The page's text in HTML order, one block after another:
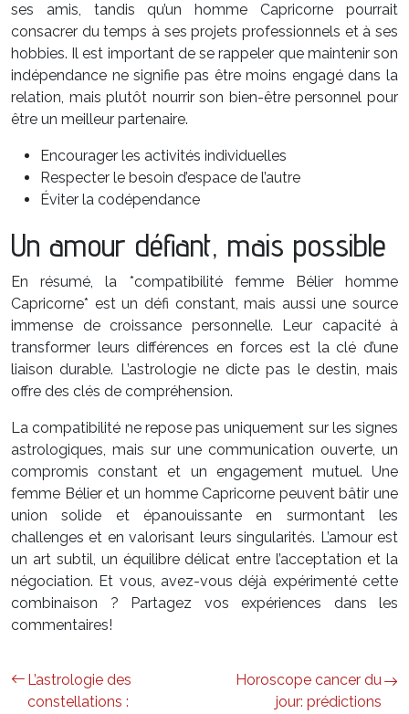
ses amis, tandis qu’un homme Capricorne pourrait
consacrer du temps à ses projets professionnels et à ses
hobbies. Il est important de se rappeler que maintenir son
indépendance ne signifie pas être moins engagé dans la
relation, mais plutôt nourrir son bien-être personnel pour
être un meilleur partenaire.
Encourager les activités individuelles
Respecter le besoin d’espace de l’autre
Éviter la codépendance
Un amour défiant, mais possible
En résumé, la *compatibilité femme Bélier homme
Capricorne* est un défi constant, mais aussi une source
immense de croissance personnelle. Leur capacité à
transformer leurs différences en forces est la clé d’une
liaison durable. L’astrologie ne dicte pas le destin, mais
offre des clés de compréhension.
La compatibilité ne repose pas uniquement sur les signes
astrologiques, mais sur une communication ouverte, un
compromis constant et un engagement mutuel. Une
femme Bélier et un homme Capricorne peuvent bâtir une
union solide et épanouissante en surmontant les
challenges et en valorisant leurs singularités. L’amour est
un art subtil, un équilibre délicat entre l’acceptation et la
négociation. Et vous, avez-vous déjà expérimenté cette
combinaison ? Partagez vos expériences dans les
commentaires!
L’astrologie des
constellations :
Horoscope cancer du
jour: prédictions